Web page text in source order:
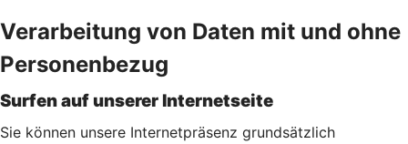
Verarbeitung von Daten mit und ohne
Personenbezug
Surfen auf unserer Internetseite
Sie können unsere Internetpräsenz grundsätzlich